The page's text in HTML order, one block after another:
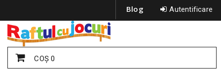
Autentificare
Blog
COŞ0